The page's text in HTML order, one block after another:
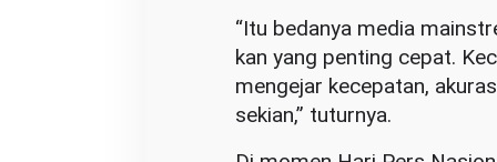
“Itu bedanya media
kan yang penting cepat.
mengejar kecepatan,
sekian,” tuturnya.